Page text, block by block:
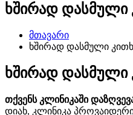
ხშირად დასმული
მთავარი
ხშირად დასმული
ხშირად დასმული
თქვენს კლინიკაში
დიახ, კლინიკა